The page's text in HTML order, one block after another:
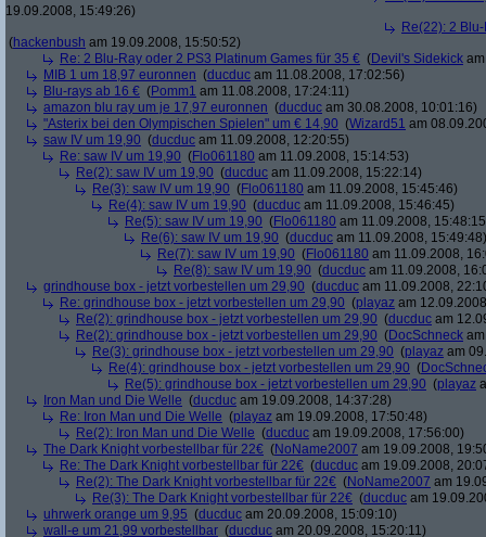
19.09.2008, 15:49:26)
Re(22): 2
(hackenbush am 19.09.2008, 15:50:52)
Re: 2 Blu-Ray oder 2 PS3 Platinum Games für 35 € (Devil's Sidekick
MIB 1 um 18,97 euronnen (ducduc am 11.08.2008, 17:02:56)
Blu-rays ab 16 € (Pomm1 am 11.08.2008, 17:24:11)
amazon blu ray um je 17,97 euronnen (ducduc am 30.08.2008, 10:01:16)
"Asterix bei den Olympischen Spielen" um € 14,90 (Wizard51 am
saw IV um 19,90 (ducduc am 11.09.2008, 12:20:55)
Re: saw IV um 19,90 (Flo061180 am 11.09.2008, 15:14:53)
Re(2): saw IV um 19,90 (ducduc am 11.09.2008, 15:22:14)
Re(3): saw IV um 19,90 (Flo061180 am 11.09.2008, 15:45:46)
Re(4): saw IV um 19,90 (ducduc am 11.09.2008, 15:46:45)
Re(5): saw IV um 19,90 (Flo061180 am 11.09.2008,
Re(6): saw IV um 19,90 (ducduc am 11.09.2008, 15:49:48)
Re(7): saw IV um 19,90 (Flo061180 am 11.09.2008,
Re(8): saw IV um 19,90 (ducduc am 11.09.2008,
grindhouse box - jetzt vorbestellen um 29,90 (ducduc am 11.09.2008,
Re: grindhouse box - jetzt vorbestellen um 29,90 (playaz am
Re(2): grindhouse box - jetzt vorbestellen um 29,90 (ducduc am
Re(2): grindhouse box - jetzt vorbestellen um 29,90 (DocSchneck
Re(3): grindhouse box - jetzt vorbestellen um 29,90 (playaz am
Re(4): grindhouse box - jetzt vorbestellen um 29,90 (
Re(5): grindhouse box - jetzt vorbestellen um 29,90 (playaz
Iron Man und Die Welle (ducduc am 19.09.2008, 14:37:28)
Re: Iron Man und Die Welle (playaz am 19.09.2008, 17:50:48)
Re(2): Iron Man und Die Welle (ducduc am 19.09.2008, 17:56:00)
The Dark Knight vorbestellbar für 22€ (NoName2007 am 19.09.2008,
Re: The Dark Knight vorbestellbar für 22€ (ducduc am 19.09.2008,
Re(2): The Dark Knight vorbestellbar für 22€ (NoName2007 am
Re(3): The Dark Knight vorbestellbar für 22€ (ducduc am
uhrwerk orange um 9,95 (ducduc am 20.09.2008, 15:09:10)
wall-e um 21,99 vorbestellbar (ducduc am 20.09.2008, 15:20:11)